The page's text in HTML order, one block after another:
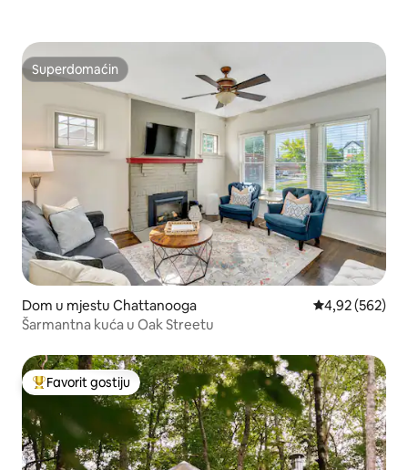
Superdomaćin
Superdomaćin
Dom u mjestu Chattanooga Prosječna
4,92 (562)
Šarmantna kuća u Oak Streetu
Glavni favorit gostiju
Favorit gostiju